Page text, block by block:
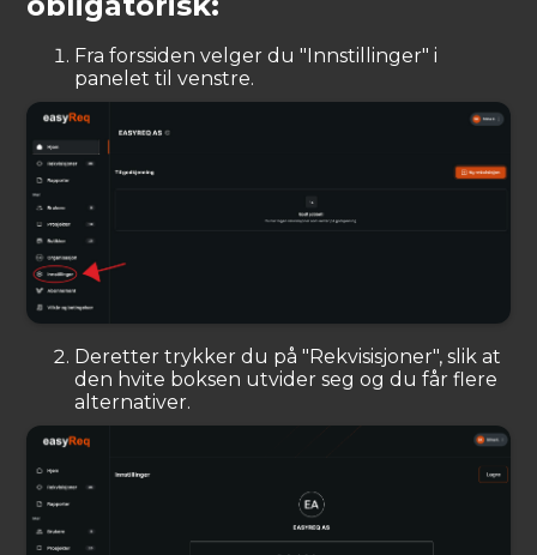
Fra forssiden velger du "Innstillinger" i
panelet til venstre.
Deretter trykker du på "Rekvisisjoner", slik at
den hvite boksen utvider seg og du får flere
alternativer.